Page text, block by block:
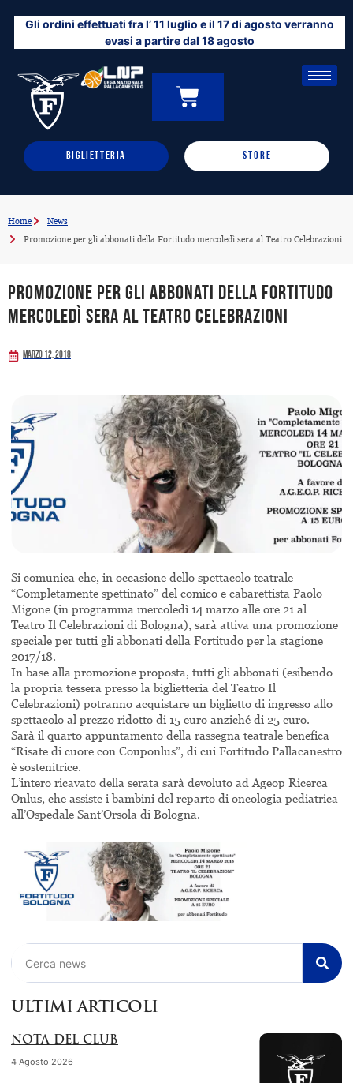
contenuto
Gli ordini effettuati fra l’ 11 luglio e il 17 di agosto verranno
evasi a partire dal 18 agosto
0
CARRELLO
BIGLIETTERIA STORE
Home
News
Promozione per gli abbonati della Fortitudo mercoledì sera al Teatro Celebrazioni
Promozione per gli abbonati della Fortitudo
mercoledì sera al Teatro Celebrazioni
Marzo 12, 2018
Si comunica che, in occasione dello spettacolo teatrale
“Completamente spettinato” del comico e cabarettista Paolo
Migone (in programma mercoledì 14 marzo alle ore 21 al
Teatro Il Celebrazioni di Bologna), sarà attiva una promozione
speciale per tutti gli abbonati della Fortitudo per la stagione
2017/18.
In base alla promozione proposta, tutti gli abbonati (esibendo
la propria tessera presso la biglietteria del Teatro Il
Celebrazioni) potranno acquistare un biglietto di ingresso allo
spettacolo al prezzo ridotto di 15 euro anziché di 25 euro.
Sarà il quarto appuntamento della rassegna teatrale benefica
“Risate di cuore con Couponlus”, di cui Fortitudo Pallacanestro
è sostenitrice.
L’intero ricavato della serata sarà devoluto ad Ageop Ricerca
Onlus, che assiste i bambini del reparto di oncologia pediatrica
all’Ospedale Sant’Orsola di Bologna.
ULTIMI ARTICOLI
NOTA DEL CLUB
4 Agosto 2026